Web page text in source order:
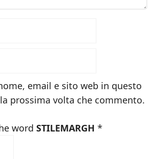
email e sito web in questo
prossima volta che commento.
word STILEMARGH *